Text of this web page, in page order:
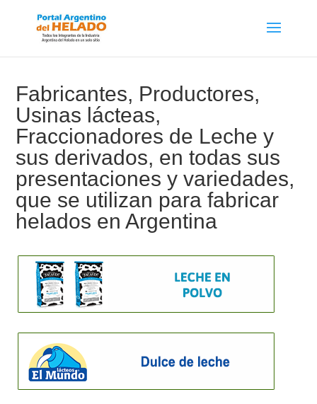
Fabricantes, Productores,
Usinas lácteas,
Fraccionadores de Leche y
sus derivados, en todas sus
presentaciones y variedades,
que se utilizan para fabricar
helados en Argentina